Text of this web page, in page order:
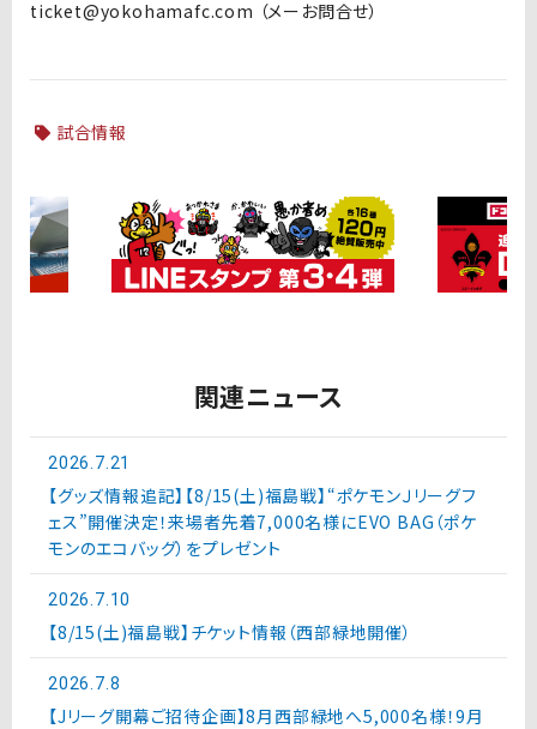
ticket@yokohamafc.com （メーお問合せ）
試合情報
関連ニュース
2026.7.21
【グッズ情報追記】【8/15(土)福島戦】“ポケモンＪリーグフ
ェス”開催決定！来場者先着7,000名様にEVO BAG（ポケ
モンのエコバッグ）をプレゼント
2026.7.10
【8/15(土)福島戦】チケット情報（西部緑地開催）
2026.7.8
【Jリーグ開幕ご招待企画】8月西部緑地へ5,000名様！9月